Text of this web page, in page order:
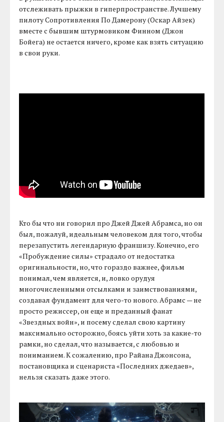
отслеживать прыжки в гиперпространстве. Лучшему
пилоту Сопротивления По Дамерону (Оскар Айзек)
вместе с бывшим штурмовиком Финном (Джон
Бойега) не остается ничего, кроме как взять ситуацию
в свои руки.
Кто бы что ни говорил про Джей Джей Абрамса, но он
был, пожалуй, идеальным человеком для того, чтобы
перезапустить легендарную франшизу. Конечно, его
«Пробуждение силы» страдало от недостатка
оригинальности, но, что гораздо важнее, фильм
понимал, чем является, и, ловко орудуя
многочисленными отсылками и заимствованиями,
создавал фундамент для чего-то нового. Абрамс — не
просто режиссер, он еще и преданный фанат
«Звездных войн», и посему сделал свою картину
максимально осторожно, боясь уйти хоть за какие-то
рамки, но сделал, что называется, с любовью и
пониманием. К сожалению, про Райана Джонсона,
постановщика и сценариста «Последних джедаев»,
нельзя сказать даже этого.